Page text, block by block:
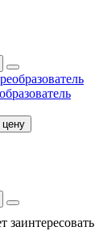
цену
заинтересовать